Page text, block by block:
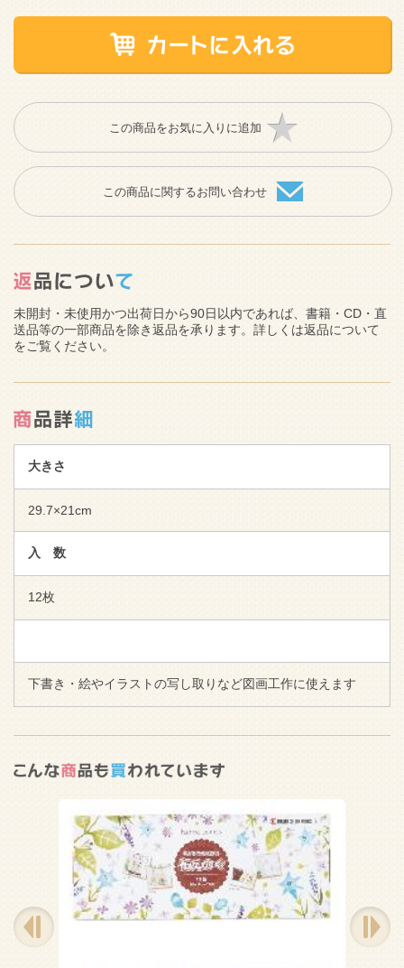
この商品をお気に入りに追加
この商品に関するお問い合わせ
未開封・未使用かつ出荷日から90日以内であれば、書籍・CD・直
送品等の一部商品を除き返品を承ります。詳しくは返品について
をご覧ください。
大きさ
29.7×21cm
入 数
12枚
下書き・絵やイラストの写し取りなど図画工作に使えます